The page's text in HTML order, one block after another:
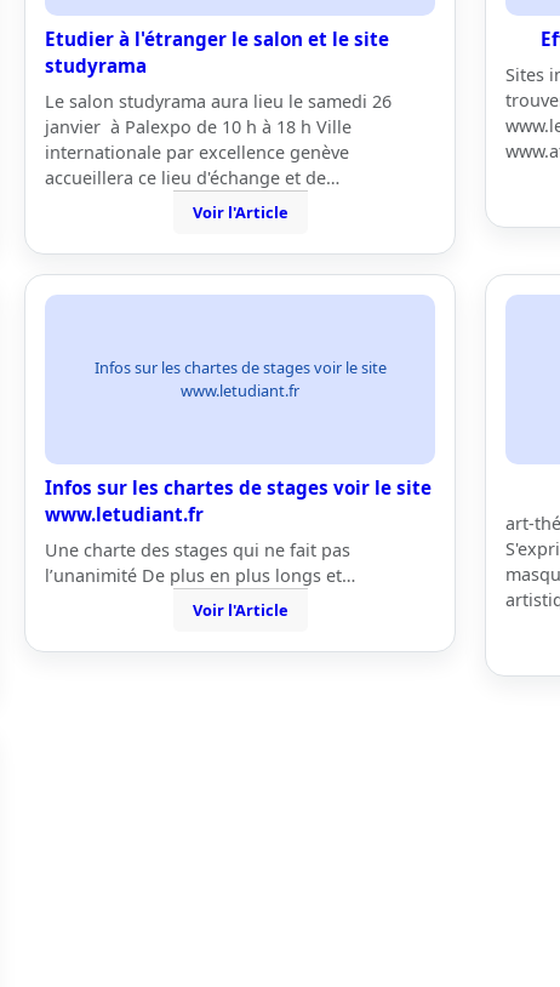
Etudier à l'étranger le salon et le site
studyrama
Le salon studyrama aura lieu le samedi 26
janvier à Palexpo de 10 h à 18 h Ville
internationale par excellence genève
accueillera ce lieu d'échange et de…
Voir l'Article
Sites
Infos sur les chartes de stages voir le site
www.letudiant.fr
Infos sur les chartes de stages voir le site
www.letudiant.fr
Une charte des stages qui ne fait pas
l’unanimité De plus en plus longs et…
Voir l'Article
art-